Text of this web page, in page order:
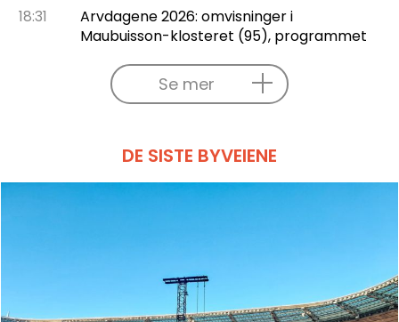
18:31
Arvdagene 2026: omvisninger i
Maubuisson-klosteret (95), programmet
Se mer
DE SISTE BYVEIENE